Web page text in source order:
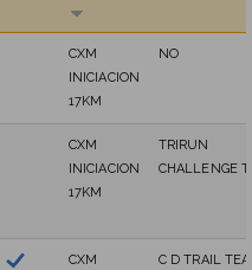
CXM
INICIACION
17KM
NO
CXM
INICIACION
17KM
TRIRUN
CHALLENGE
CXM
C D TRAIL